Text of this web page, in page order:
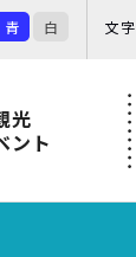
青 白 文字
光
ント